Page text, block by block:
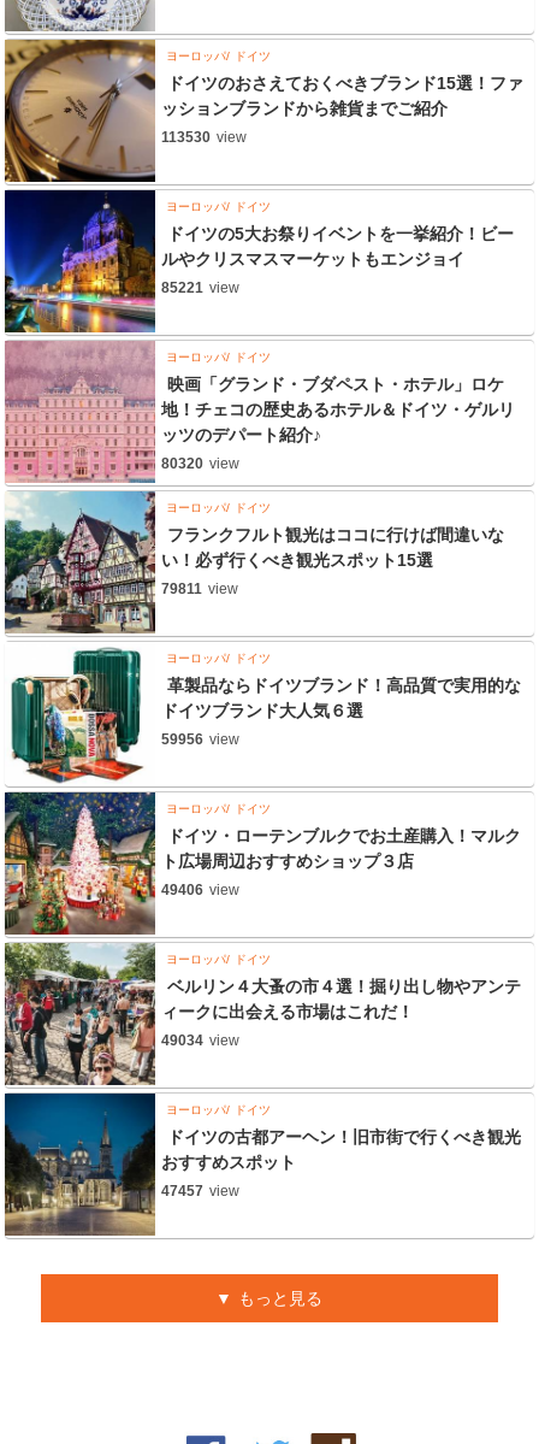
ヨーロッパ ドイツ
ドイツのおさえておくべきブランド15選！ファ
ッションブランドから雑貨までご紹介
113530 view
ヨーロッパ ドイツ
ドイツの5大お祭りイベントを一挙紹介！ビー
ルやクリスマスマーケットもエンジョイ
85221 view
ヨーロッパ ドイツ
映画「グランド・ブダペスト・ホテル」ロケ
地！チェコの歴史あるホテル＆ドイツ・ゲルリ
ッツのデパート紹介♪
80320 view
ヨーロッパ ドイツ
フランクフルト観光はココに行けば間違いな
い！必ず行くべき観光スポット15選
79811 view
ヨーロッパ ドイツ
革製品ならドイツブランド！高品質で実用的な
ドイツブランド大人気６選
59956 view
ヨーロッパ ドイツ
ドイツ・ローテンブルクでお土産購入！マルク
ト広場周辺おすすめショップ３店
49406 view
ヨーロッパ ドイツ
ベルリン４大蚤の市４選！掘り出し物やアンテ
ィークに出会える市場はこれだ！
49034 view
ヨーロッパ ドイツ
ドイツの古都アーヘン！旧市街で行くべき観光
おすすめスポット
47457 view
もっと見る